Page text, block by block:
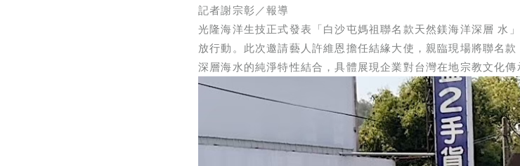
記者謝宗彰／報導
光隆海洋生技正式發表「白沙屯媽祖聯名款天然鎂海洋深層 水
放行動。此次邀請藝人許維恩擔任結緣大使，親臨現場將聯名款
深層海水的純淨特性結合，具體展現企業對台灣在地宗教文化